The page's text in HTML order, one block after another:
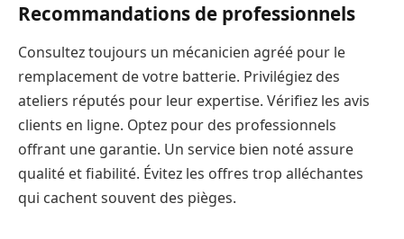
Recommandations de professionnels
Consultez toujours un mécanicien agréé pour le
remplacement de votre batterie. Privilégiez des
ateliers réputés pour leur expertise. Vérifiez les avis
clients en ligne. Optez pour des professionnels
offrant une garantie. Un service bien noté assure
qualité et fiabilité. Évitez les offres trop alléchantes
qui cachent souvent des pièges.